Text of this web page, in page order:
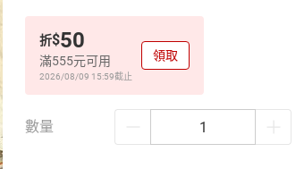
折$50
滿555元可用
2026/08/09 15:59截止
領取
數量